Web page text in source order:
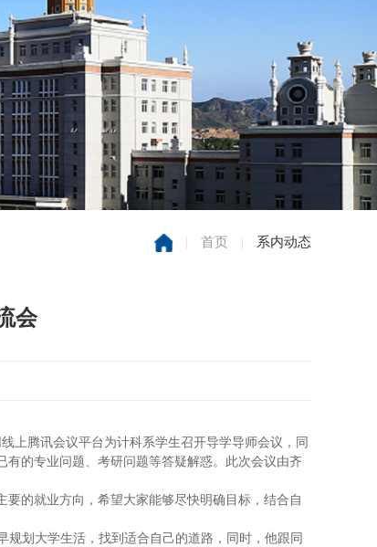
| 首页 | 系内动态
会
上腾讯会议平台为计科系学生召开导学导师会议，同
的专业问题、考研问题等答疑解惑。此次会议由齐
的就业方向，希望大家能够尽快明确目标，结合自
划大学生活，找到适合自己的道路，同时，他跟同